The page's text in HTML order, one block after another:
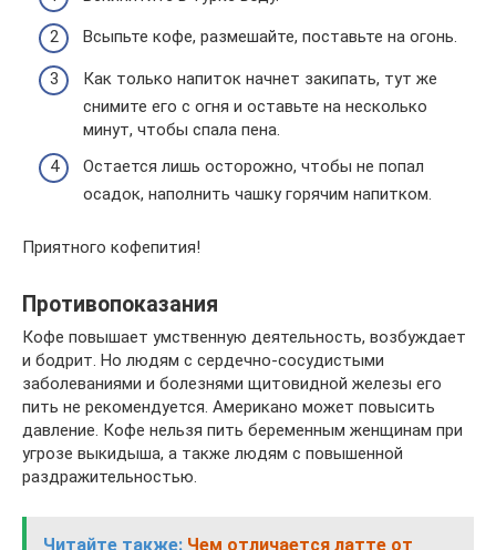
Всыпьте кофе, размешайте, поставьте на огонь.
Как только напиток начнет закипать, тут же
снимите его с огня и оставьте на несколько
минут, чтобы спала пена.
Остается лишь осторожно, чтобы не попал
осадок, наполнить чашку горячим напитком.
Приятного кофепития!
Противопоказания
Кофе повышает умственную деятельность, возбуждает
и бодрит. Но людям с сердечно-сосудистыми
заболеваниями и болезнями щитовидной железы его
пить не рекомендуется. Американо может повысить
давление. Кофе нельзя пить беременным женщинам при
угрозе выкидыша, а также людям с повышенной
раздражительностью.
Читайте также: Чем отличается латте от